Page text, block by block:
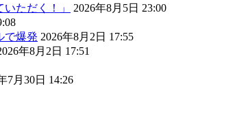
ただく！」
2026年8月5日 23:00
で爆発 2026年8月2日 17:55
年8月2日 17:51
7月30日 14:26